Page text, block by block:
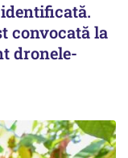
convocată la
dronele-